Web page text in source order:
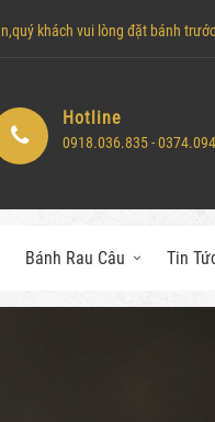
khách vui lòng đặt bánh
Hotline
0918.036.835 -
Bánh Rau Câu Tin